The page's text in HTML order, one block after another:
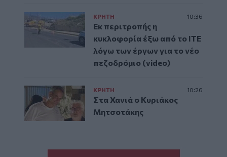
ΚΡΗΤΗ 10:36
Εκ περιτροπής η
κυκλοφορία έξω από το ΙΤΕ
λόγω των έργων για το νέο
πεζοδρόμιο (video)
ΚΡΗΤΗ 10:26
Στα Χανιά ο Κυριάκος
Μητσοτάκης